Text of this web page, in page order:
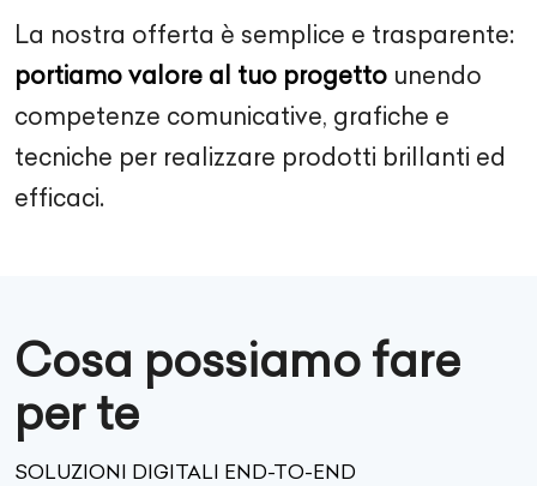
La nostra offerta è semplice e trasparente:
portiamo valore al tuo progetto unendo
competenze comunicative, grafiche e
tecniche per realizzare prodotti brillanti ed
efficaci.
Cosa possiamo fare
per te
SOLUZIONI DIGITALI END-TO-END